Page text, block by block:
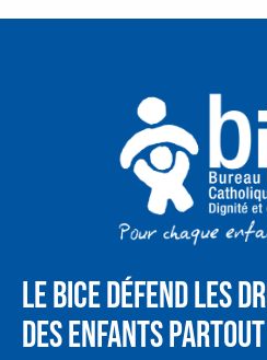
Le BICE défend les
des enfants